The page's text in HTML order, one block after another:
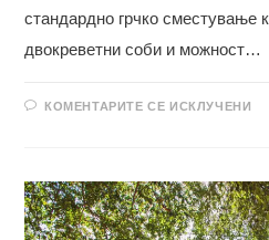
стандардно грчко сместување
двокреветни соби и можност…
КОМЕНТАРИТЕ СЕ ИСКЛУЧЕНИ